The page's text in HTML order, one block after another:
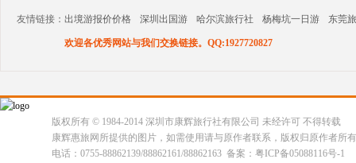
友情链接： 出境游报价价格 深圳出国游 哈尔滨旅行社 杨梅坑一日游 东莞
欢迎各优秀网站与我们交换链接。QQ:1927720827
版权所有 © 1984-2014 深圳市康辉旅行社有限公司 未经许可 不得转载
康辉惠旅网所提供的图片，如需使用请与原作者联系，版权归原作者所
电话：0755-88862139/88862161/88862163 备案：粤ICP备05088116号-1